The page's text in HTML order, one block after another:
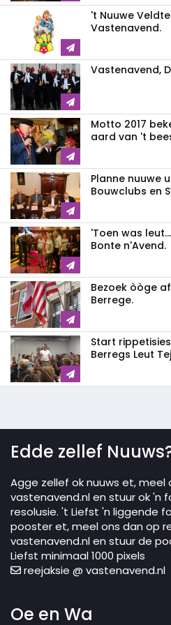
't Nuuwe
Vastenavend.
Vastenavend,
Motto 2017
aard van 't
Planne nuuwe
Bouwclubs en
'Toen was
Bonte n'Avend.
Bezoek òòge
Berrege.
Start
Berregs Leut
Edde zellef
Agge zellef ok nuuws et, meel
vastenavend.nl en stuur ok 'n
resolusie. 't Liefst 'n liggende
pooster et, meel ons dan op
vastenavend.nl en stuur de
Liefst minimaal 1000 pixels
reejaksie @ vastenavend.nl
Oe en Wa